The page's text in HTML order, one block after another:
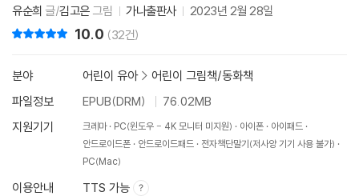
유순희 글/김고은그림 가나출판사 2023년 2월 28일
10.0 (32건)
분야 어린이 유아> 어린이 그림책/동화책
파일정보
EPUB(DRM)
76.02MB
지원기기
크레마 PC(윈도우 - 4K 모니터 미지원) 아이폰
아이패드
안드로이드폰
안드로이드패드
전자책단말기(저사양 기기 사용 불가)
PC(Mac)
이용안내 TTS 가능